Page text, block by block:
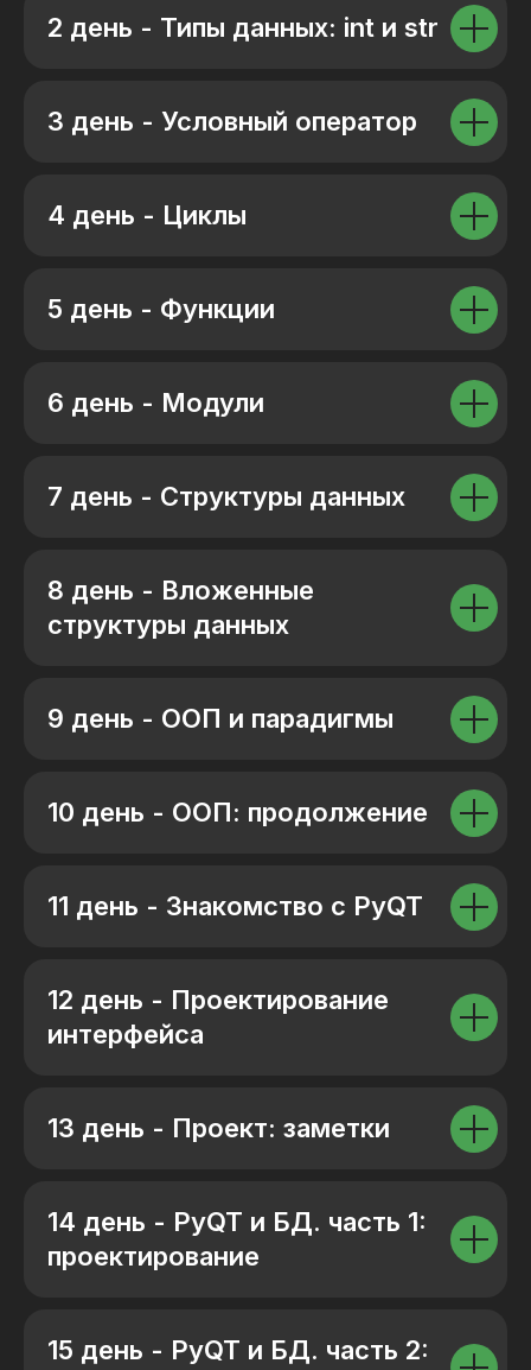
2 день - Типы данных: int и str
3 день - Условный оператор
4 день - Циклы
5 день - Функции
6 день - Модули
7 день - Структуры данных
8 день - Вложенные
структуры данных
9 день - ООП и парадигмы
10 день - ООП: продолжение
11 день - Знакомство с PyQT
12 день - Проектирование
интерфейса
13 день - Проект: заметки
14 день - PyQT и БД. часть 1:
проектирование
15 день - PyQT и БД. часть 2: